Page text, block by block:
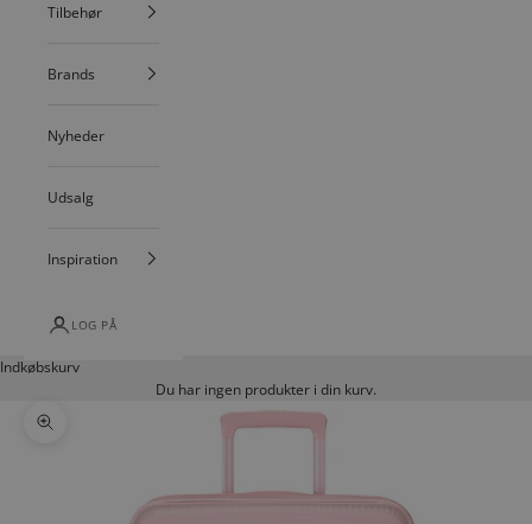
Tilbehør
Brands
Nyheder
Udsalg
Inspiration
LOG PÅ
Indkøbskurv
Du har ingen produkter i din kurv.
Zoom